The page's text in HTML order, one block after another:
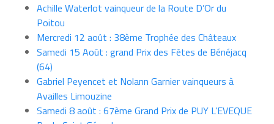
Achille Waterlot vainqueur de la Route D’Or du
Poitou
Mercredi 12 août : 38ème Trophée des Châteaux
Samedi 15 Août : grand Prix des Fêtes de Bénéjacq
(64)
Gabriel Peyencet et Nolann Garnier vainqueurs à
Availles Limouzine
Samedi 8 août : 67ème Grand Prix de PUY L’EVEQUE